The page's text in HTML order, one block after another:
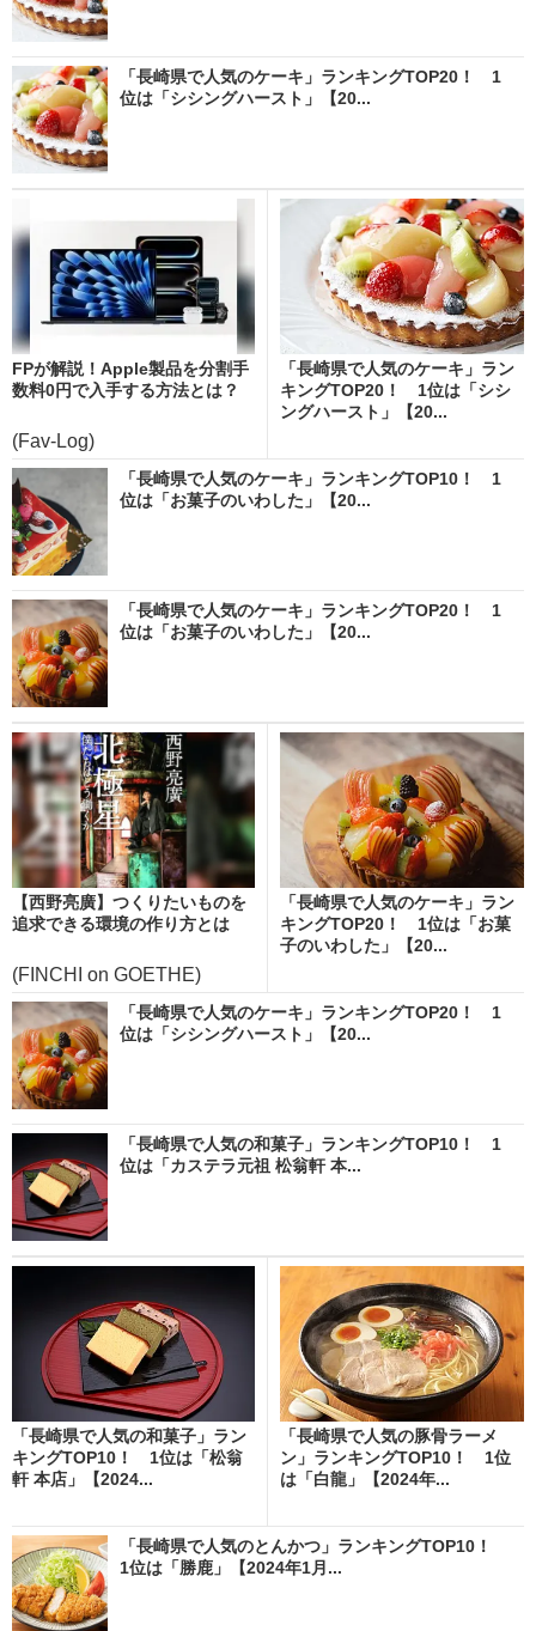
「長崎県で人気のケーキ」ランキングTOP20！ 1
位は「シシングハースト」【20...
FPが解説！Apple製品を分割手
数料0円で入手する方法とは？
(Fav-Log)
「長崎県で人気のケーキ」ラン
キングTOP20！ 1位は「シシ
ングハースト」【20...
「長崎県で人気のケーキ」ランキングTOP10！ 1
位は「お菓子のいわした」【20...
「長崎県で人気のケーキ」ランキングTOP20！ 1
位は「お菓子のいわした」【20...
【西野亮廣】つくりたいものを
追求できる環境の作り方とは
(FINCHI on GOETHE)
「長崎県で人気のケーキ」ラン
キングTOP20！ 1位は「お菓
子のいわした」【20...
「長崎県で人気のケーキ」ランキングTOP20！ 1
位は「シシングハースト」【20...
「長崎県で人気の和菓子」ランキングTOP10！ 1
位は「カステラ元祖 松翁軒 本...
「長崎県で人気の和菓子」ラン
キングTOP10！ 1位は「松翁
軒 本店」【2024...
「長崎県で人気の豚骨ラーメ
ン」ランキングTOP10！ 1位
は「白龍」【2024年...
「長崎県で人気のとんかつ」ランキングTOP10！
1位は「勝鹿」【2024年1月...